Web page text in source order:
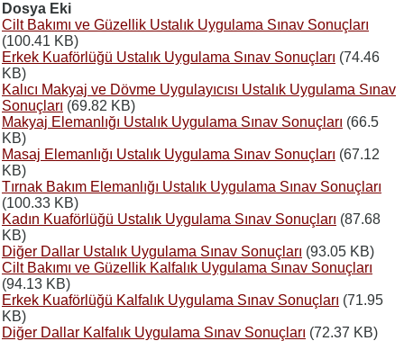
Dosya Eki
Cilt Bakımı ve Güzellik Ustalık Uygulama Sınav Sonuçları
(100.41 KB)
Erkek Kuaförlüğü Ustalık Uygulama Sınav Sonuçları (74.46
KB)
Kalıcı Makyaj ve Dövme Uygulayıcısı Ustalık Uygulama Sınav
Sonuçları (69.82 KB)
Makyaj Elemanlığı Ustalık Uygulama Sınav Sonuçları (66.5
KB)
Masaj Elemanlığı Ustalık Uygulama Sınav Sonuçları (67.12
KB)
Tırnak Bakım Elemanlığı Ustalık Uygulama Sınav Sonuçları
(100.33 KB)
Kadın Kuaförlüğü Ustalık Uygulama Sınav Sonuçları (87.68
KB)
Diğer Dallar Ustalık Uygulama Sınav Sonuçları (93.05 KB)
Cilt Bakımı ve Güzellik Kalfalık Uygulama Sınav Sonuçları
(94.13 KB)
Erkek Kuaförlüğü Kalfalık Uygulama Sınav Sonuçları (71.95
KB)
Diğer Dallar Kalfalık Uygulama Sınav Sonuçları (72.37 KB)